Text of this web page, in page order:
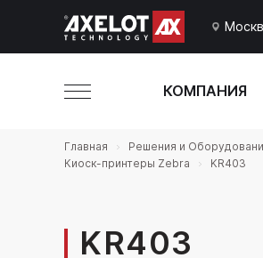
КОМПАНИЯ
Главная Решения и
Киоск-принтеры Zebra
KR403
KR403